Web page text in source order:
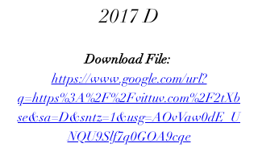
2017 D
https://www.google.com/url?
q=https%3A%2F%2Fvittuv.com%2F2tXb
se&sa=D&sntz=1&usg=AOvVaw0dE_U
NQU9Slf7q0GOA9cqe